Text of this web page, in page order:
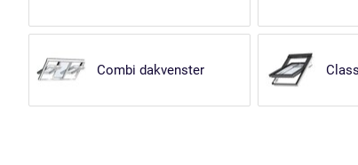
Combi dakvenster